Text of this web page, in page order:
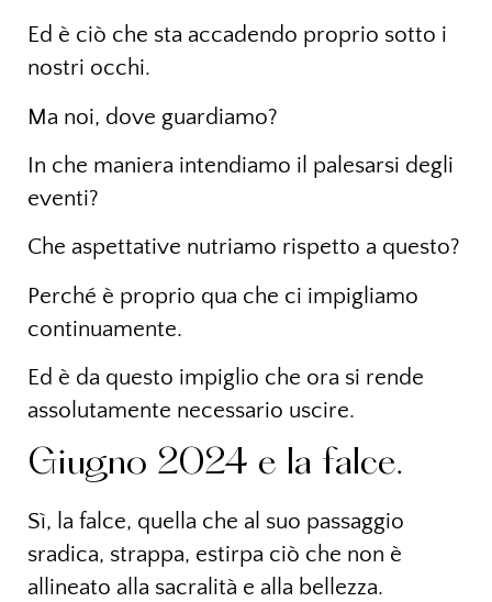
Ed è ciò che sta accadendo proprio sotto i
nostri occhi.
Ma noi, dove guardiamo?
In che maniera intendiamo il palesarsi degli
eventi?
Che aspettative nutriamo rispetto a questo?
Perché è proprio qua che ci impigliamo
continuamente.
Ed è da questo impiglio che ora si rende
assolutamente necessario uscire.
Giugno 2024 e la falce.
Sì, la falce, quella che al suo passaggio
sradica, strappa, estirpa ciò che non è
allineato alla sacralità e alla bellezza.